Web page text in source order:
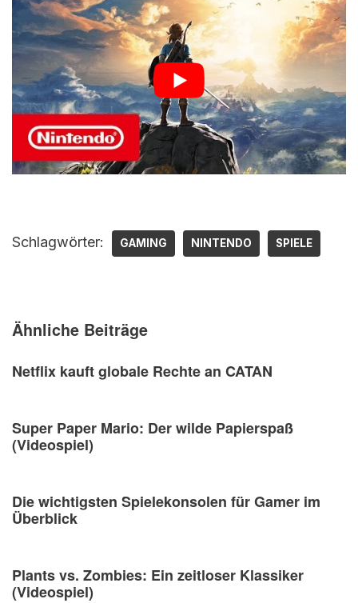
Schlagwörter: GAMING NINTENDO SPIELE
Ähnliche Beiträge
Netflix kauft globale Rechte an CATAN
Super Paper Mario: Der wilde Papierspaß
(Videospiel)
Die wichtigsten Spielekonsolen für Gamer im
Überblick
Plants vs. Zombies: Ein zeitloser Klassiker
(Videospiel)